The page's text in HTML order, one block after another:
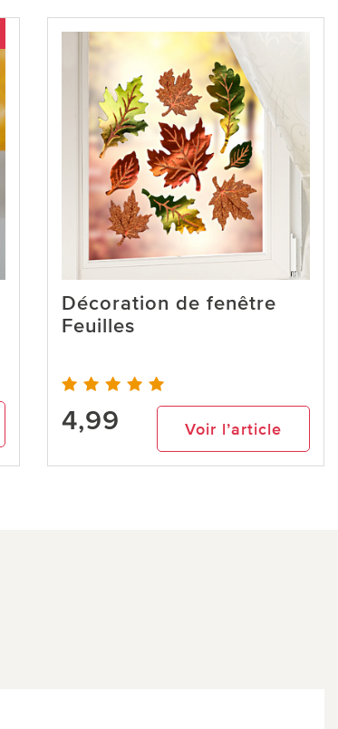
Décoration de fenêtre
Feuilles
4,99 Voir l’article